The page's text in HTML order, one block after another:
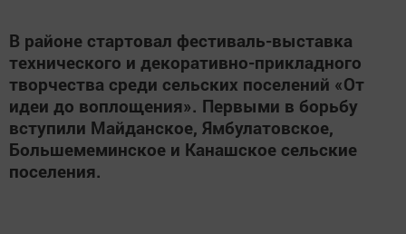
В районе стартовал фестиваль-выставка
технического и декоративно-прикладного
творчества среди сельских поселений «От
идеи до воплощения». Первыми в борьбу
вступили Майданское, Ямбулатовское,
Большемеминское и Канашское сельские
поселения.